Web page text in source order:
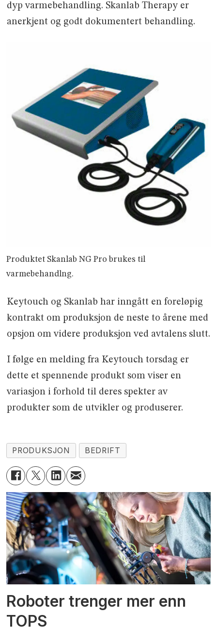
dyp varmebehandling. Skanlab Therapy er
anerkjent og godt dokumentert behandling.
Produktet Skanlab NG Pro brukes til
varmebehandlng.
Keytouch og Skanlab har inngått en foreløpig
kontrakt om produksjon de neste to årene med
opsjon om videre produksjon ved avtalens slutt.
I følge en melding fra Keytouch torsdag er
dette et spennende produkt som viser en
variasjon i forhold til deres spekter av
produkter som de utvikler og produserer.
PRODUKSJON BEDRIFT
Roboter trenger mer enn
TOPS